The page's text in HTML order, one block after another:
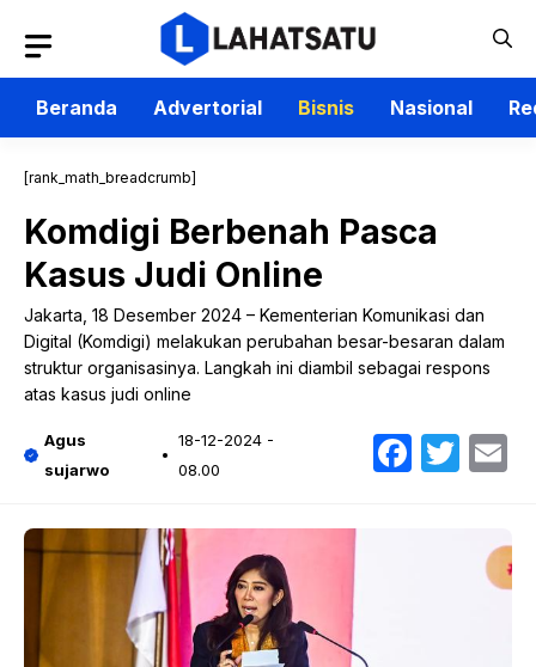
isi
Beranda
Advertorial Bisnis Nasional
[rank_math_breadcrumb]
Komdigi Berbenah Pasca
Kasus Judi Online
Jakarta, 18 Desember 2024 – Kementerian Komunikasi dan
Digital (Komdigi) melakukan perubahan besar-besaran dalam
struktur organisasinya. Langkah ini diambil sebagai respons
atas kasus judi online
Agus
sujarwo
18-12-2024 -
08.00